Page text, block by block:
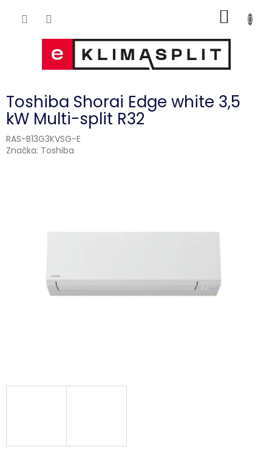
KOŠÍK
Toshiba Shorai Edge white 3,5
kW Multi-split R32
RAS-B13G3KVSG-E
Značka: Toshiba